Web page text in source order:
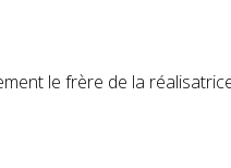
le frère de la